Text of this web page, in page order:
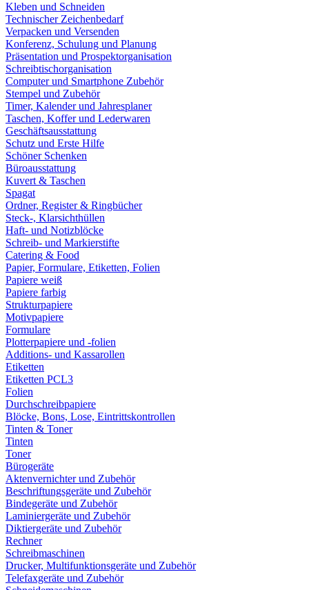
Kleben und Schneiden
Technischer Zeichenbedarf
Verpacken und Versenden
Konferenz, Schulung und Planung
Präsentation und Prospektorganisation
Schreibtischorganisation
Computer und Smartphone Zubehör
Stempel und Zubehör
Timer, Kalender und Jahresplaner
Taschen, Koffer und Lederwaren
Geschäftsausstattung
Schutz und Erste Hilfe
Schöner Schenken
Büroausstattung
Kuvert & Taschen
Spagat
Ordner, Register & Ringbücher
Steck-, Klarsichthüllen
Haft- und Notizblöcke
Schreib- und Markierstifte
Catering & Food
Papier, Formulare, Etiketten, Folien
Papiere weiß
Papiere farbig
Strukturpapiere
Motivpapiere
Formulare
Plotterpapiere und -folien
Additions- und Kassarollen
Etiketten
Etiketten PCL3
Folien
Durchschreibpapiere
Blöcke, Bons, Lose, Eintrittskontrollen
Tinten & Toner
Tinten
Toner
Bürogeräte
Aktenvernichter und Zubehör
Beschriftungsgeräte und Zubehör
Bindegeräte und Zubehör
Laminiergeräte und Zubehör
Diktiergeräte und Zubehör
Rechner
Schreibmaschinen
Drucker, Multifunktionsgeräte und Zubehör
Telefaxgeräte und Zubehör